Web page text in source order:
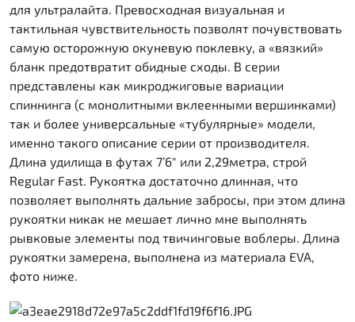
для ультралайта. Превосходная визуальная и
тактильная чувствительность позволят почувствовать
самую осторожную окуневую поклевку, а «вязкий»
бланк предотвратит обидные сходы. В серии
представлены как микроджиговые вариации
спиннинга (с монолитными вклеенными вершинками)
так и более универсальные «тубулярные» модели,
именно такого описание серии от производителя.
Длина удилища в футах 7’6″ или 2,29метра, строй
Regular Fast. Рукоятка достаточно длинная, что
позволяет выполнять дальние забросы, при этом длина
рукоятки никак не мешает лично мне выполнять
рывковые элементы под твичинговые воблеры. Длина
рукоятки замерена, выполнена из материала EVA,
фото ниже.